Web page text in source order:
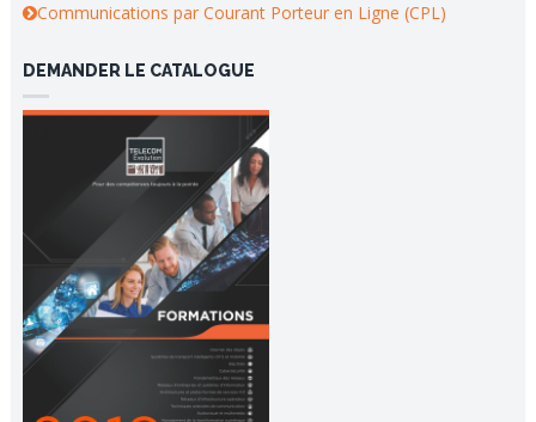
Communications par Courant Porteur en Ligne (CPL)
DEMANDER LE CATALOGUE